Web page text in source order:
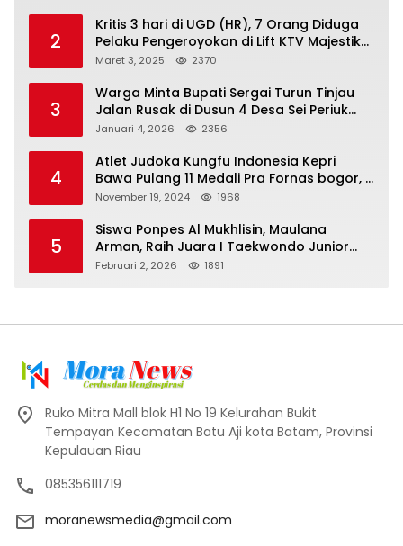
2
Kritis 3 hari di UGD (HR), 7 Orang Diduga
Pelaku Pengeroyokan di Lift KTV Majestik
Melenggang Bebas, Kantor Hukum JAP
Tanjungpinang
Maret 3, 2025 2370
3
Warga Minta Bupati Sergai Turun Tinjau
Jalan Rusak di Dusun 4 Desa Sei Periuk
Serdang Bedagai
Januari 4, 2026 2356
4
Atlet Judoka Kungfu Indonesia Kepri
Bawa Pulang 11 Medali Pra Fornas bogor, 3
Emas dan 8 Perunggu.
November 19, 2024 1968
5
Siswa Ponpes Al Mukhlisin, Maulana
Arman, Raih Juara I Taekwondo Junior
Putra di Riau National Championship 2026
Februari 2, 2026 1891
Ruko Mitra Mall blok H1 No 19 Kelurahan Bukit
Tempayan Kecamatan Batu Aji kota Batam, Provinsi
Kepulauan Riau
085356111719
moranewsmedia@gmail.com